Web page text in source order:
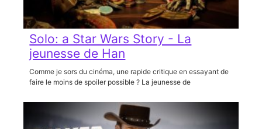
Solo: a Star Wars Story - La
jeunesse de Han
Comme je sors du cinéma, une rapide critique en essayant de
faire le moins de spoiler possible ? La jeunesse de